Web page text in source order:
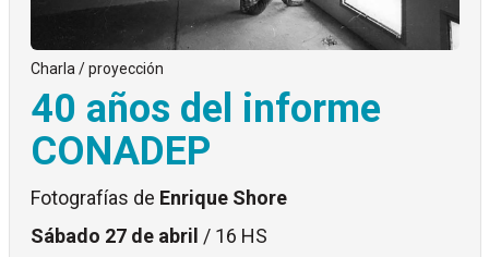
Charla / proyección
40 años del informe
CONADEP
Fotografías de Enrique Shore
Sábado 27 de abril / 16 HS